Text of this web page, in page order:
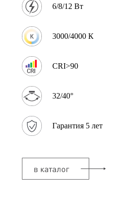
6/8/12 Вт
3000/4000 К
CRI>90
32/40°
Гарантия 5 лет